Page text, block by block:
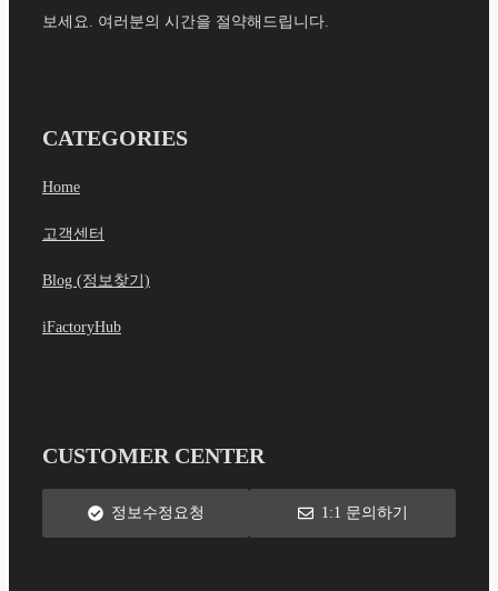
보세요. 여러분의 시간을 절약해드립니다.
CATEGORIES
Home
고객센터
Blog (정보찾기)
iFactoryHub
CUSTOMER CENTER
정보수정요청 1:1 문의하기